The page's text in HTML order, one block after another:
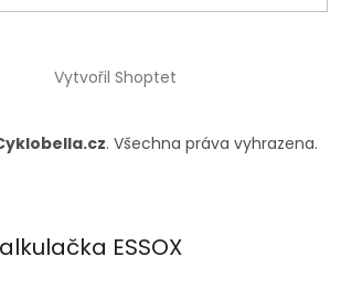
Vytvořil Shoptet
. Všechna práva vyhrazena.
ESSOX